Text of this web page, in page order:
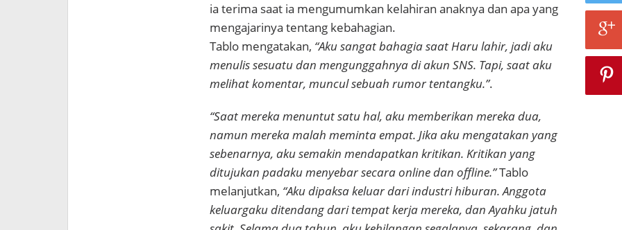
ia terima saat ia mengumumkan kelahiran anaknya dan apa yang
mengajarinya tentang kebahagian.
Tablo mengatakan, “Aku sangat bahagia saat Haru lahir, jadi aku
menulis sesuatu dan mengunggahnya di akun SNS. Tapi, saat aku
melihat komentar, muncul sebuah rumor tentangku.”.
“Saat mereka menuntut satu hal, aku memberikan mereka dua,
namun mereka malah meminta empat. Jika aku mengatakan yang
sebenarnya, aku semakin mendapatkan kritikan. Kritikan yang
ditujukan padaku menyebar secara online dan offline.”Tablo
melanjutkan, “Aku dipaksa keluar dari industri hiburan. Anggota
keluargaku ditendang dari tempat kerja mereka, dan Ayahku jatuh